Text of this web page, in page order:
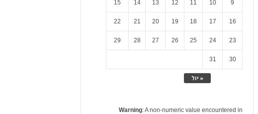
« יול
9
10
11
12
13
14
15
16
17
18
19
20
21
22
23
24
25
26
27
28
29
30
31
Warning: A non-numeric value encountered in